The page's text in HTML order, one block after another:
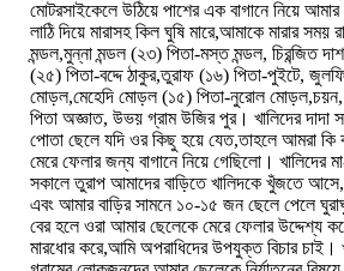
মোটরসাইকেলে উঠিয়ে পাশের এক বাগানে নিয়ে
লাঠি দিয়ে মারাসহ কিল ঘুষি মারে,আমাকে মারার
মন্ডল,মুন্না মন্ডল (২৩) পিতা-মস্ত মন্ডল, চিরন্জিত
(২৫) পিতা-বদ্দে ঠাকুর,তুরাফ (১৬) পিতা-পুইটে,
মোড়ল,মেহেদি মোড়ল (১৫) পিতা-নুরোল
পিতা অজ্ঞাত, উভয় গ্রাম উজির পুর। খালিদের দাদা
পোতা ছেলে যদি ওর কিছু হয়ে যেত,তাহলে আমরা
মেরে ফেলার জন্য বাগানে নিয়ে গেছিলো। খালিদের
সকালে তুরাপ আমাদের বাড়িতে খালিদকে খুঁজতে
এবং আমার বাড়ির সামনে ১০-১৫ জন ছেলে পেলে
বের হলে ওরা আমার ছেলেকে মেরে ফেলার উদ্দেশ্য
মারধোর করে,আমি অপরাধিদের উপযুক্ত বিচার চাই।